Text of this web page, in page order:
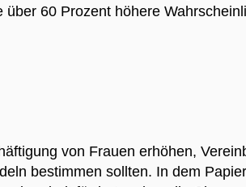
60 Prozent höhere
von Frauen erhöhen,
bestimmen sollten. In dem